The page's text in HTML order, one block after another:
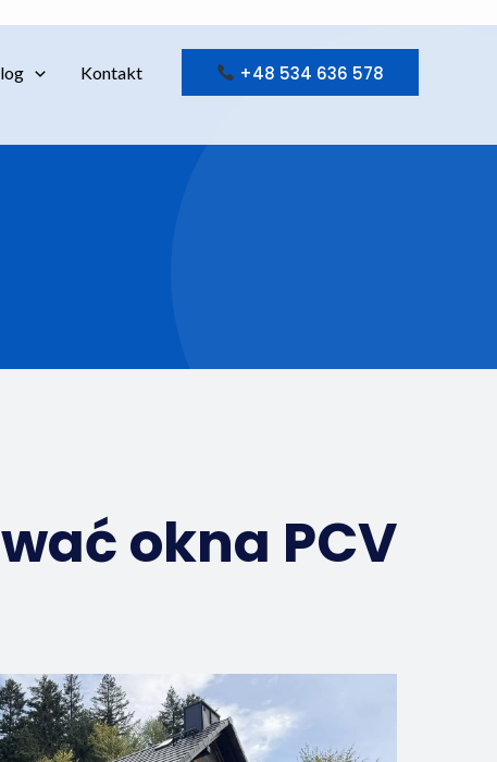
Kontakt +48 534 636 578
okna PCV